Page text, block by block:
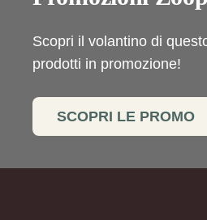
Scopri il volantino di
prodotti in promozione!
SCOPRI LE PROMO